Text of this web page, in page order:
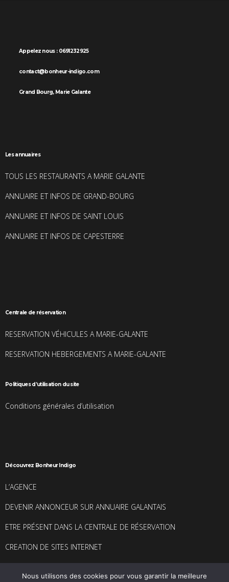
Appelez nous : 0691232925
contact@bonheur-indigo.com
Grand Bourg, Marie Galante
Les annuaires
TOUS LES RESTAURANTS A MARIE GALANTE
ANNUAIRE ET INFOS DE GRAND-BOURG
ANNUAIRE ET INFOS DE SAINT LOUIS
ANNUAIRE ET INFOS DE CAPESTERRE
Centrale de réservation
RESERVATION VÉHICULES A MARIE-GALANTE
RESERVATION HEBERGEMENTS A MARIE-GALANTE
Politiques d’utilisation du site
Conditions générales d’utilisation
Découvrez Bonheur Indigo
L’AGENCE
DEVENIR ANNONCEUR SUR ANNUAIRE GALANTAIS
ETRE PRÉSENT DANS LA CENTRALE DE RÉSERVATION
CREATION DE SITES INTERNET
Nous utilisons des cookies pour vous garantir la meilleure